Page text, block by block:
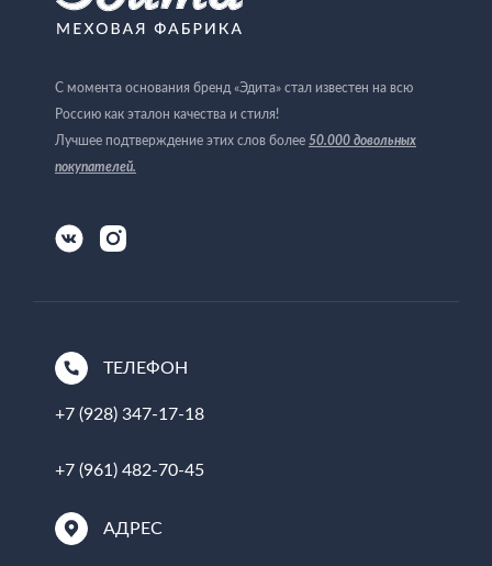
С момента основания бренд «Эдита» стал известен на всю
Россию как эталон качества и стиля!
Лучшее подтверждение этих слов более 50.000 довольных
покупателей.
ТЕЛЕФОН
+7 (928) 347-17-18
+7 (961) 482-70-45
АДРЕС